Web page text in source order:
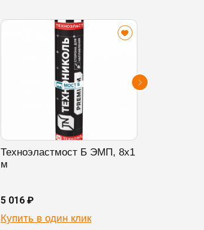
Техноэластмост Б ЭМП, 8х1
м
5 016 ₽
Купить в один клик